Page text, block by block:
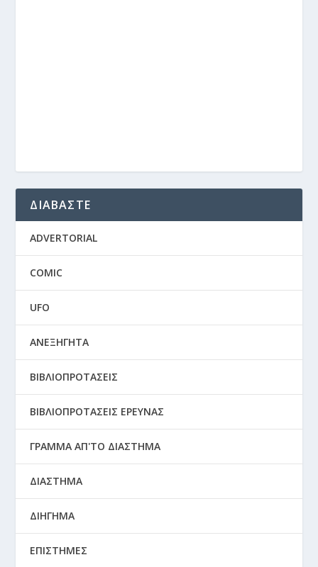
ΔΙΑΒΑΣΤΕ
ADVERTORIAL
COMIC
UFO
ΑΝΕΞΗΓΗΤΑ
ΒΙΒΛΙΟΠΡΟΤΑΣΕΙΣ
ΒΙΒΛΙΟΠΡΟΤΑΣΕΙΣ ΕΡΕΥΝΑΣ
ΓΡΑΜΜΑ ΑΠ'ΤΟ ΔΙΑΣΤΗΜΑ
ΔΙΑΣΤΗΜΑ
ΔΙΗΓΗΜΑ
ΕΠΙΣΤΗΜΕΣ